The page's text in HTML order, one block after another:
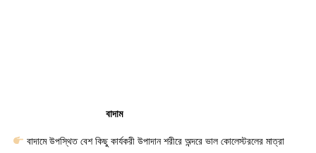
বাদাম
বাদামে উপস্থিত বেশ কিছু কার্যকরী উপাদান শরীরে অন্দরে ভাল কোলেস্টরলের মাত্রা